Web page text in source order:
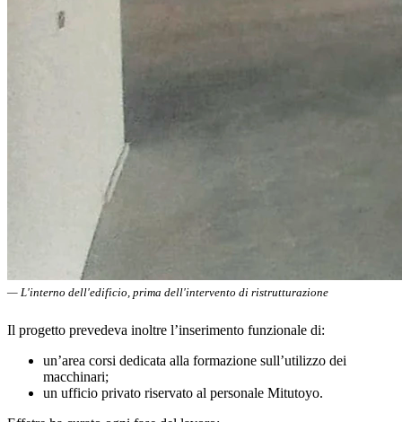
— L'interno dell'edificio, prima dell'intervento di ristrutturazione
Il progetto prevedeva inoltre l’inserimento funzionale di:
un’area corsi dedicata alla formazione sull’utilizzo dei
macchinari;
un ufficio privato riservato al personale Mitutoyo.